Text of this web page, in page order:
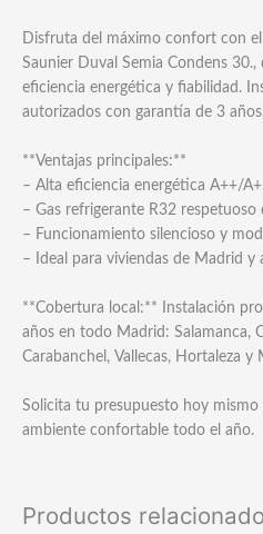
Disfruta del máximo confort con
Saunier Duval Semia Condens
eficiencia energética y fiabilidad.
autorizados con garantía de 3
**Ventajas principales:**
– Alta eficiencia energética A++/
– Gas refrigerante R32
– Funcionamiento silencioso y
– Ideal para viviendas de Madrid y
**Cobertura local:** Instalación
años en todo Madrid: Salamanca,
Carabanchel, Vallecas, Hortaleza y
Solicita tu presupuesto hoy
ambiente confortable todo el año.
Productos